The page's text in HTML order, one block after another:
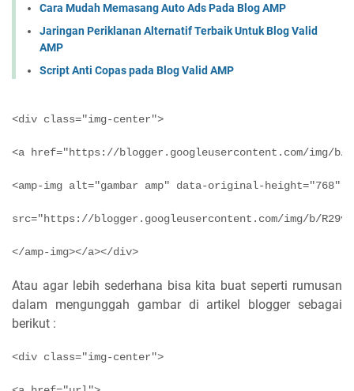
Cara Mudah Memasang Auto Ads Pada Blog AMP
Jaringan Periklanan Alternatif Terbaik Untuk Blog Valid
AMP
Script Anti Copas pada Blog Valid AMP
<div class="img-center">
<a href="https://blogger.googleusercontent.com/img/b/
<amp-img alt="gambar amp" data-original-
src="https://blogger.googleusercontent.com/img/b/R29vZ2xl/
Atau agar lebih sederhana bisa kita buat seperti rumusan
dalam mengunggah gambar di artikel blogger sebagai
berikut :
<div class="img-center">